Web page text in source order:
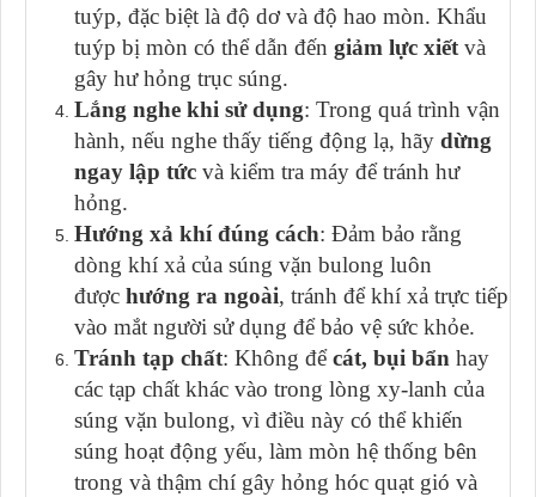
tuýp, đặc biệt là độ dơ và độ hao mòn. Khẩu
tuýp bị mòn có thể dẫn đến giảm lực xiết và
gây hư hỏng trục súng.
Lắng nghe khi sử dụng: Trong quá trình vận
hành, nếu nghe thấy tiếng động lạ, hãy dừng
ngay lập tức và kiểm tra máy để tránh hư
hỏng.
Hướng xả khí đúng cách: Đảm bảo rằng
dòng khí xả của súng vặn bulong luôn
được hướng ra ngoài, tránh để khí xả trực tiếp
vào mắt người sử dụng để bảo vệ sức khỏe.
Tránh tạp chất: Không đểcát, bụi bẩn hay
các tạp chất khác vào trong lòng xy-lanh của
súng vặn bulong, vì điều này có thể khiến
súng hoạt động yếu, làm mòn hệ thống bên
trong và thậm chí gây hỏng hóc quạt gió và